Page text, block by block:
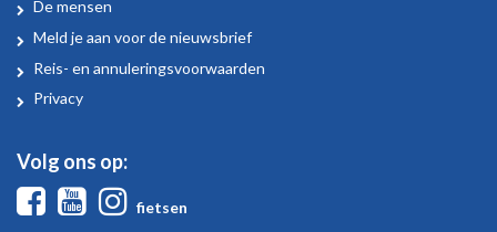
Over
Vasa
Sport
De mensen
Meld je aan voor de nieuwsbrief
Reis- en annuleringsvoorwaarden
Privacy
Volg ons op:
FacebookYoutube
fietsen